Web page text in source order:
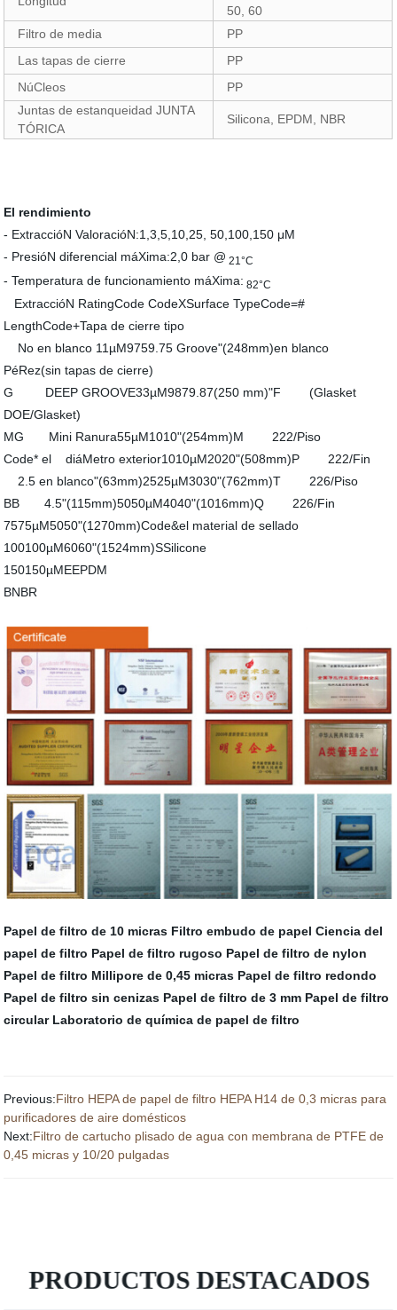
50, 60
Filtro de media
PP
Las tapas de cierre
PP
NúCleos
PP
Juntas de estanqueidad JUNTA
TÓRICA
Silicona, EPDM, NBR
El rendimiento
- ExtraccióN ValoracióN:1,3,5,10,25, 50,100,150 μM
- PresióN diferencial máXima:2,0 bar @ 21°C
- Temperatura de funcionamiento máXima: 82°C
ExtraccióN RatingCode CodeXSurface TypeCode=#
LengthCode+Tapa de cierre tipo
No en blanco 11µM9759.75 Groove"(248mm)en blanco
PéRez(sin tapas de cierre)
G
DEEP GROOVE33µM9879.87(250 mm)"F(Glasket
DOE/Glasket)
MG
Mini Ranura55µM1010"(254mm)M
222/Piso
Code* el
diáMetro exterior1010µM2020"(508mm)P
222/Fin
2.5 en blanco"(63mm)2525µM3030"(762mm)T
226/Piso
BB
4.5"(115mm)5050µM4040"(1016mm)Q
226/Fin
7575µM5050"(1270mm)Code&el material de sellado
100100µM6060"(1524mm)SSilicone
150150µMEEPDM
BNBR
Papel de filtro de 10 micras Filtro embudo de papel Ciencia del
papel de filtro Papel de filtro rugoso Papel de filtro de nylon
Papel de filtro Millipore de 0,45 micras Papel de filtro redondo
Papel de filtro sin cenizas Papel de filtro de 3 mm Papel de filtro
circular Laboratorio de química de papel de filtro
Previous:Filtro HEPA de papel de filtro HEPA H14 de 0,3 micras para
purificadores de aire domésticos
Next:Filtro de cartucho plisado de agua con membrana de PTFE de
0,45 micras y 10/20 pulgadas
PRODUCTOS DESTACADOS